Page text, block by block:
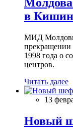
в
МИД Молдовы
прекращении
1998 года о
центров.
Читать далее
13
Новый